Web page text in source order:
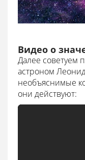
Видео о
Далее советуем
астроном
необъяснимые
они действуют: